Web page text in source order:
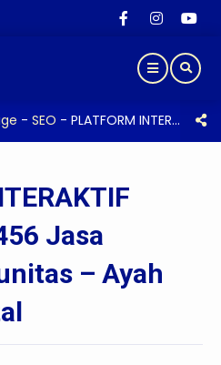
- SEO - PLATFORM INTERAKTIF 0856-4028-7456 Jasa Website Komunitas – Ayah Amanah Digital
Jasa
– Ayah